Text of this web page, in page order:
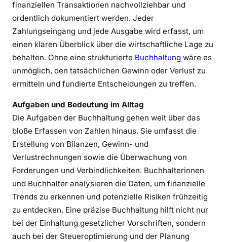
h
e
n
f
ü
n
E
f
o
m
U
n
finanziellen Transaktionen nachvollziehbar und
ordentlich dokumentiert werden. Jeder
Zahlungseingang und jede Ausgabe wird erfasst, um
einen klaren Überblick über die wirtschaftliche Lage zu
behalten. Ohne eine strukturierte Buchhaltung wäre es
unmöglich, den tatsächlichen Gewinn oder Verlust zu
ermitteln und fundierte Entscheidungen zu treffen.
Aufgaben und Bedeutung im Alltag
Die Aufgaben der Buchhaltung gehen weit über das
bloße Erfassen von Zahlen hinaus. Sie umfasst die
Erstellung von Bilanzen, Gewinn- und
Verlustrechnungen sowie die Überwachung von
Forderungen und Verbindlichkeiten. Buchhalterinnen
und Buchhalter analysieren die Daten, um finanzielle
Trends zu erkennen und potenzielle Risiken frühzeitig
zu entdecken. Eine präzise Buchhaltung hilft nicht nur
bei der Einhaltung gesetzlicher Vorschriften, sondern
auch bei der Steueroptimierung und der Planung